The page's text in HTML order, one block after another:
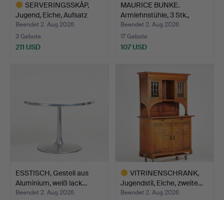
SERVERINGSSKÅP,
Jugend, Eiche, Aufsatz
mit…
Beendet 2. Aug 2026
3 Gebote
211 USD
MAURICE BUNKE.
Armlehnstühle, 3 Stk.,
dreh…
Beendet 2. Aug 2026
17 Gebote
107 USD
ESSTISCH, Gestell aus
Aluminium, weiß lack…
Beendet 2. Aug 2026
VITRINENSCHRANK,
Jugendstil, Eiche, zweite…
Beendet 2. Aug 2026